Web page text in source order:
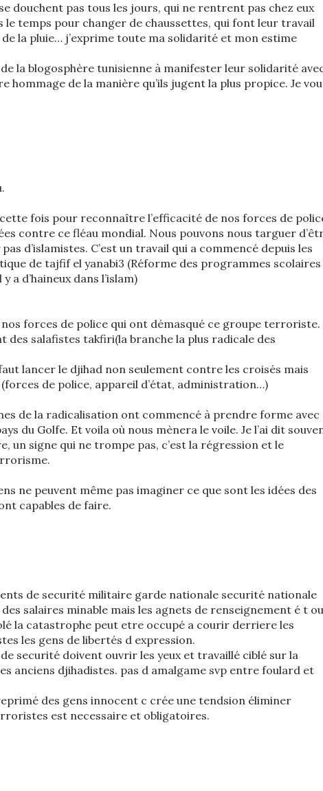
douchent pas tous les jours, qui ne rentrent pas chez eux
le temps pour changer de chaussettes, qui font leur travail
la pluie… j’exprime toute ma solidarité et mon estime
de la blogosphère tunisienne à manifester leur solidarité
hommage de la manière qu’ils jugent la plus propice. Je
cette fois pour reconnaître l’efficacité de nos forces de
contre ce fléau mondial. Nous pouvons nous targuer
pas d’islamistes. C’est un travail qui a commencé depuis les
de tajfif el yanabi3 (Réforme des programmes scolaires
a d’haineux dans l’islam)
forces de police qui ont démasqué ce groupe terroriste.
des salafistes takfiri(la branche la plus radicale des
lancer le djihad non seulement contre les croisés mais
de police, appareil d’état, administration…)
de la radicalisation ont commencé à prendre forme avec
du Golfe. Et voila où nous mènera le voile. Je l’ai dit
un signe qui ne trompe pas, c’est la régression et le
ne peuvent même pas imaginer ce que sont les idées des
capables de faire.
de securité militaire garde nationale securité nationale
salaires minable mais les agnets de renseignement é t ou
la catastrophe peut etre occupé a courir derriere les
les gens de libertés d expression.
securité doivent ouvrir les yeux et travaillé ciblé sur la
anciens djihadistes. pas d amalgame svp entre foulard et
des gens innocent c crée une tendsion éliminer
est necessaire et obligatoires.